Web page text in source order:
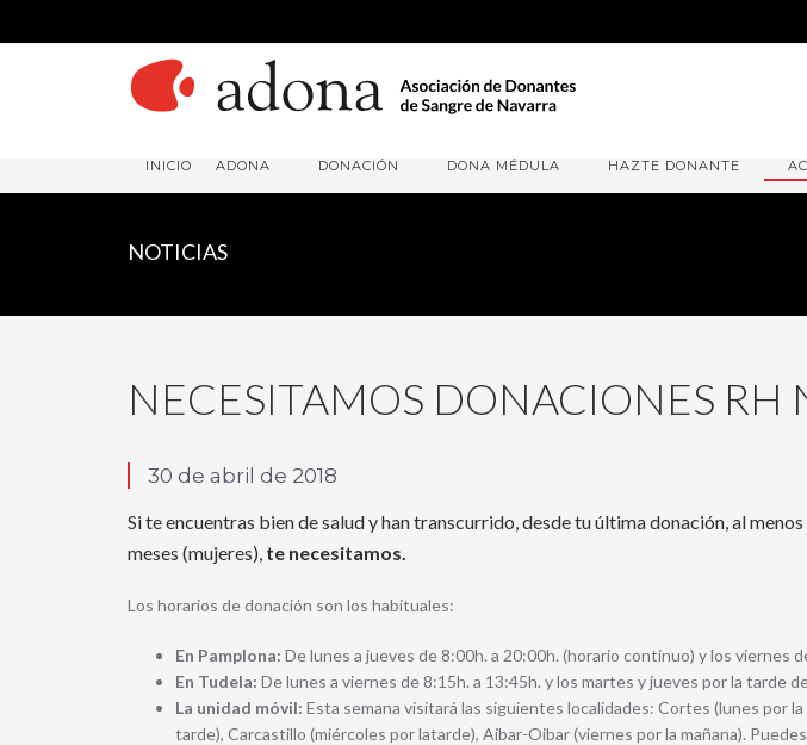
INICIO ADONA DONACIÓN DONA MÉDULA HAZTE DONANTE
NOTICIAS
NECESITAMOS DONACIONES RH
30 de abril de 2018
Si te encuentras bien de salud y han transcurrido, desde tu última donación, al
meses (mujeres), te necesitamos.
Los horarios de donación son los habituales:
En Pamplona: De lunes a jueves de 8:00h. a 20:00h. (horario continuo) y los viernes
En Tudela: De lunes a viernes de 8:15h. a 13:45h. y los martes y jueves por la tarde
La unidad móvil: Esta semana visitará las siguientes localidades: Cortes (lunes por
tarde), Carcastillo (miércoles por latarde), Aibar-Oibar (viernes por la mañana).